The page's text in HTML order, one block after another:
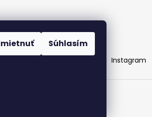
Súhlasím
tovaru Instagram